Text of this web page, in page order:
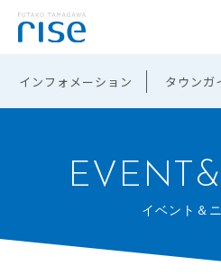
インフォメーション タウンガ
イベント＆